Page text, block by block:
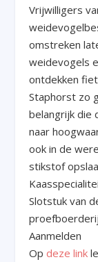
Vrijwilligers
omstreken
weidevogels
ontdekken
Staphorst zo
belangrijk die
naar
ook in de
stikstof
Slotstuk van
Aanmelden
Opdeze link